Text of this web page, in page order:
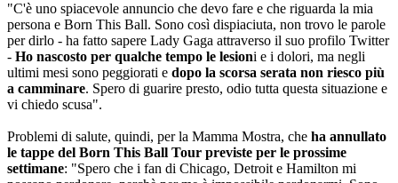
"C'è uno spiacevole annuncio che devo fare e che riguarda la mia
persona e Born This Ball. Sono così dispiaciuta, non trovo le parole
per dirlo - ha fatto sapere Lady Gaga attraverso il suo profilo Twitter
- Ho nascosto per qualche tempo le lesioni e i dolori, ma negli
ultimi mesi sono peggiorati e dopo la scorsa serata non riesco più
a camminare. Spero di guarire presto, odio tutta questa situazione e
vi chiedo scusa".
Problemi di salute, quindi, per la Mamma Mostra, che ha annullato
le tappe del Born This Ball Tour previste per le prossime
settimane: "Spero che i fan di Chicago, Detroit e Hamilton mi